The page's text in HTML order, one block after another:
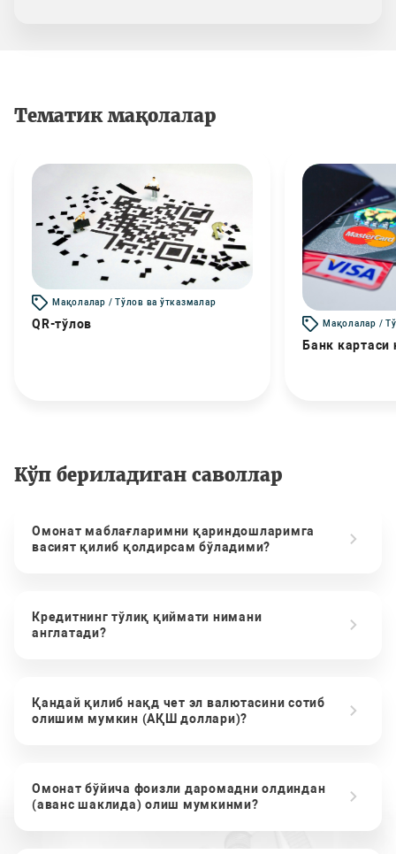
Тематик мақолалар
Мақолалар / Тўлов ва ўтказмалар
QR-тўлов Мақолалар /
Банк картаси
Кўп бериладиган саволлар
Омонат маблағларимни қариндошларимга
васият қилиб қолдирсам бўладими?
Кредитнинг тўлиқ қиймати нимани
англатади?
Қандай қилиб нақд чет эл валютасини сотиб
олишим мумкин (АҚШ доллари)?
Омонат бўйича фоизли даромадни олдиндан
(аванс шаклида) олиш мумкинми?